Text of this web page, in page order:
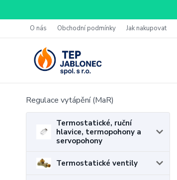
O nás Obchodní podmínky Jak nakupovat
Regulace vytápění (MaR)
Termostatické, ruční
hlavice, termopohony a
servopohony
Termostatické ventily